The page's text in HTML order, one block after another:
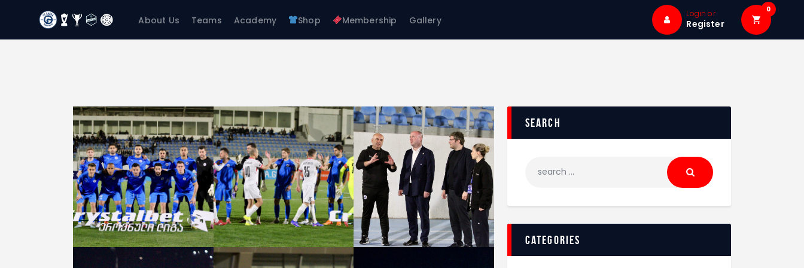
About Us Teams Academy Shop Membership Gallery
Login or
Register
0
FC GAGRA
Teams
Gallery
search
categories